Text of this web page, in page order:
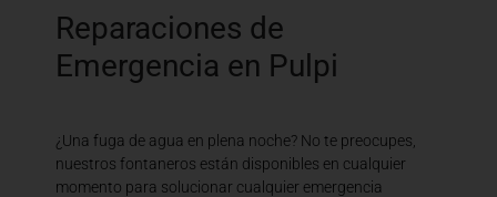
Reparaciones de
Emergencia en Pulpi
¿Una fuga de agua en plena noche? No te preocupes,
nuestros fontaneros están disponibles en cualquier
momento para solucionar cualquier emergencia